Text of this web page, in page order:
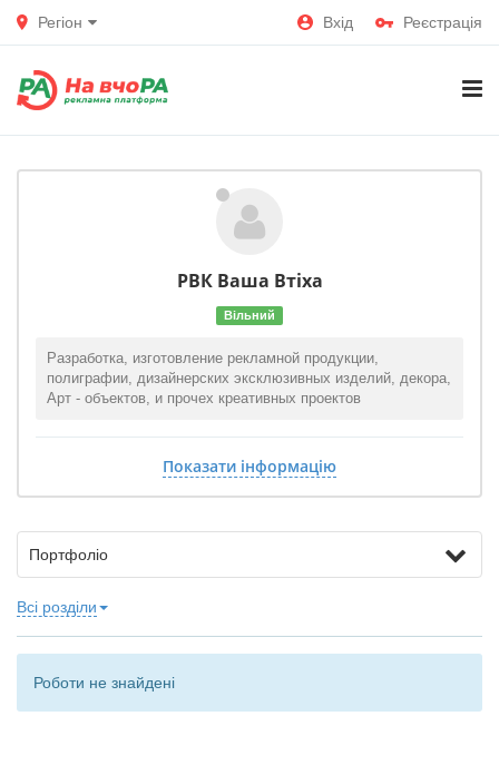
Регіон Вхід Реєстрація
РВК Ваша Втiха
Вільний
Разработка, изготовление рекламной продукции,
полиграфии, дизайнерских эксклюзивных изделий, декора,
Арт - объектов, и прочех креативных проектов
Показати інформацію
Портфоліо
Всі розділи
Роботи не знайдені